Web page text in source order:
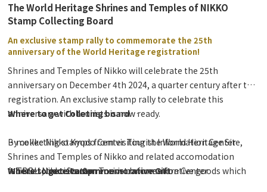
The World Heritage Shrines and Temples of NIKKO
Stamp Collecting Board
An exclusive stamp rally to commemorate the 25th
anniversary of the World Heritage registration!
Shrines and Temples of Nikko will celebrate the 25th
anniversary on December 4th 2024, a quarter century after the
registration. An exclusive stamp rally to celebrate this
anniversary with tourists is now ready.
By collecting stamps from visiting the World Heritage Site,
Shrines and Temples of Nikko and related accomodation
facilities, tourists can receive commemorative goods which
Where to get Colleting board
・mekke Nikko Kyodo Center Tourist Information Center
・TOBU Nikko Station Tourist Information Center
Where to get stamp
Where to receive Commemorative Gift